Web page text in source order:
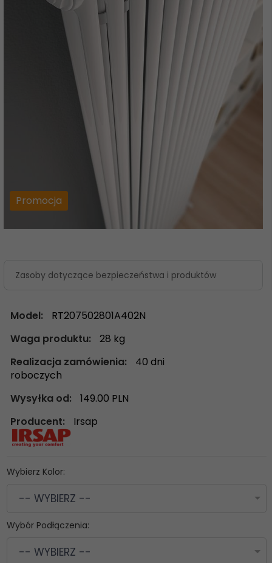
Promocja
Zasoby dotyczące bezpieczeństwa i produktów
Model:
RT207502801A402N
Waga produktu:
28 kg
Realizacja zamówienia:
40 dni
roboczych
Wysyłka od:
149.00 PLN
Producent:
Irsap
Wybierz Kolor:
-- WYBIERZ --
Wybór Podłączenia:
-- WYBIERZ --